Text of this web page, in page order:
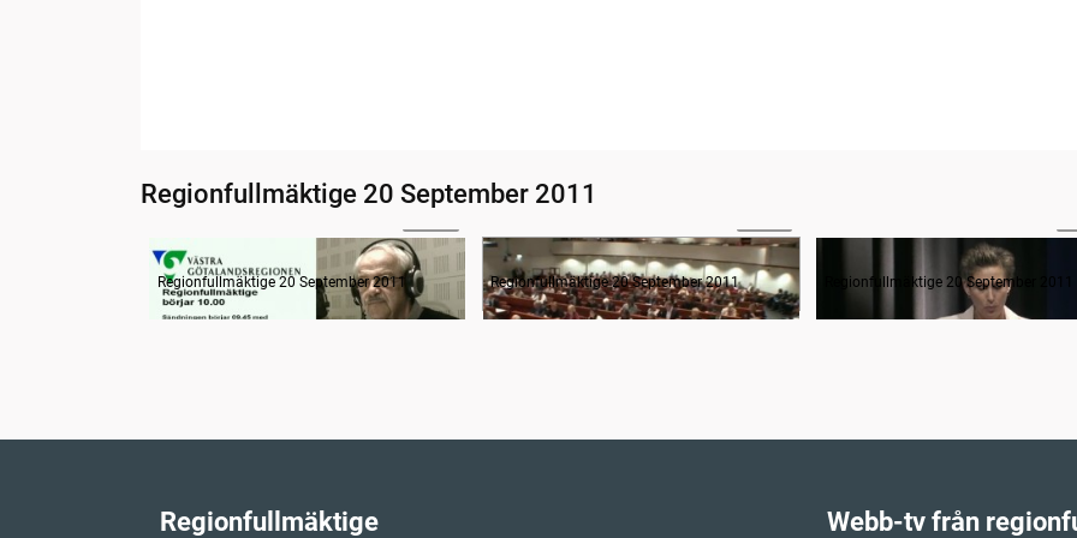
Regionfullmäktige 20 September 2011
Radion informerar
Regionfullmäktige 20 September 2011
Sammanträdets öppnande
Regionfullmäktige 20 September 2011 Regionfullmäktige 20 September 2011
Regionfullmäktige Webb-tv från